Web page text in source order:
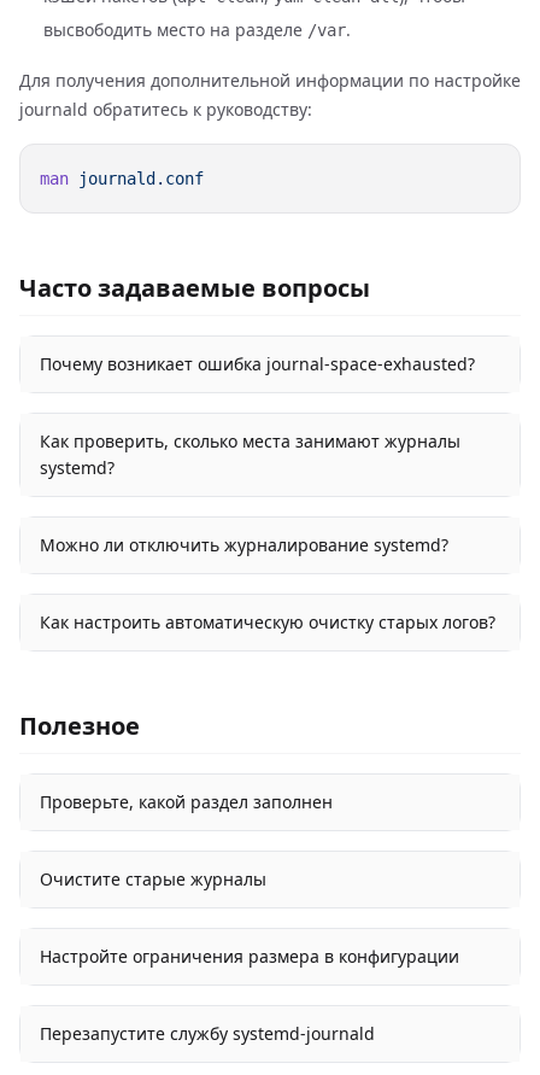
высвободить место на разделе /var.
Для получения дополнительной информации по настройке
journald обратитесь к руководству:
man
Часто задаваемые вопросы
Почему возникает ошибка journal-space-exhausted?
Как проверить, сколько места занимают журналы
systemd?
Можно ли отключить журналирование systemd?
Как настроить автоматическую очистку старых логов?
Полезное
Проверьте, какой раздел заполнен
Очистите старые журналы
Настройте ограничения размера в конфигурации
Перезапустите службу systemd-journald